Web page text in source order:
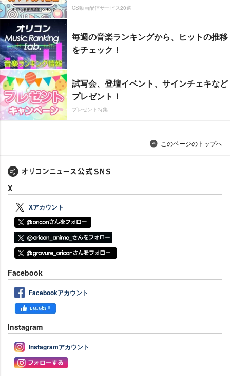
CS動画配信サービス20選
毎週の音楽ランキングから、ヒットの推移
をチェック！
試写会、登壇イベント、サインチェキなど
プレゼント！
プレゼント特集
このページのトップへ
X
Xアカウント
Facebook
Facebookアカウント
Instagram
Instagramアカウント